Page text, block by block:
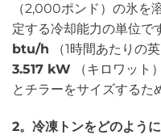
（2,000ポンド）の氷を
定する冷却能力の単位で
btu/h （1時間あたりの
3.517 kW （キロワット
とチラーをサイズするた
2。冷凍トンをどのよう